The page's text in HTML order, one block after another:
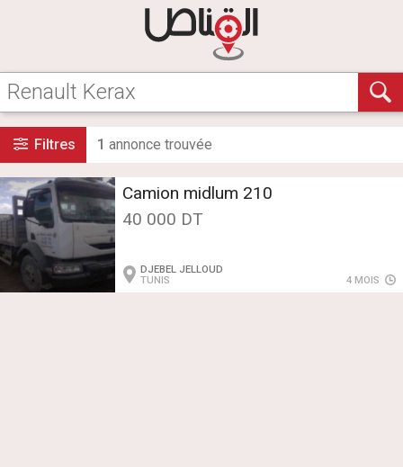
Filtres 1 annonce trouvée
Camion midlum 210
40 000 DT
DJEBEL JELLOUD
TUNIS
4 MOIS